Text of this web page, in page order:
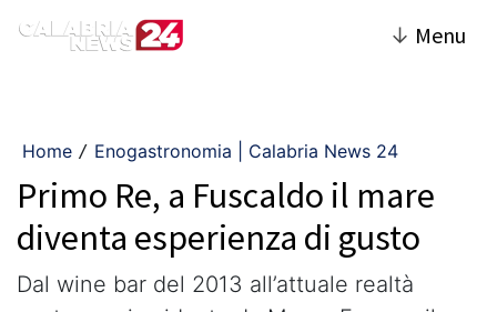
↓ Menu
Home / Enogastronomia | Calabria News 24
Primo Re, a Fuscaldo il mare
diventa esperienza di gusto
Dal wine bar del 2013 all’attuale realtà